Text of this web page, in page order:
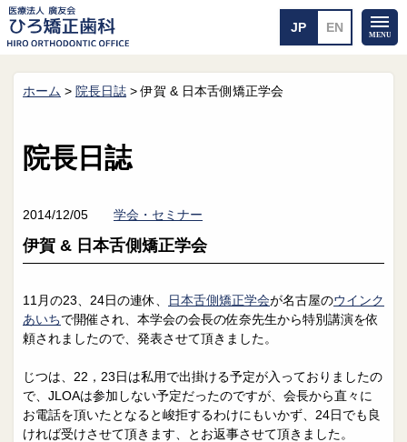
ホーム 矯正治療について
院長紹介
メール送信 相談室
求人
院長日誌 治療相談
ホーム > 院長日誌 >伊賀 & 日本舌側矯正学会
院長日誌
2014/12/05 学会・セミナー
伊賀 & 日本舌側矯正学会
11月の23、24日の連休、 日本舌側矯正学会が名古屋のウインク
あいちで開催され、本学会の会長の佐奈先生から特別講演を依
頼されましたので、発表させて頂きました。
じつは、22，23日は私用で出掛ける予定が入っておりましたの
で、JLOAは参加しない予定だったのですが、会長から直々に
お電話を頂いたとなると峻拒するわけにもいかず、24日でも良
ければ受けさせて頂きます、とお返事させて頂きました。